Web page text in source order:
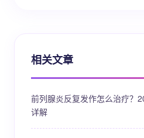
相关文章
前列腺炎反复发作怎么治疗？
详解